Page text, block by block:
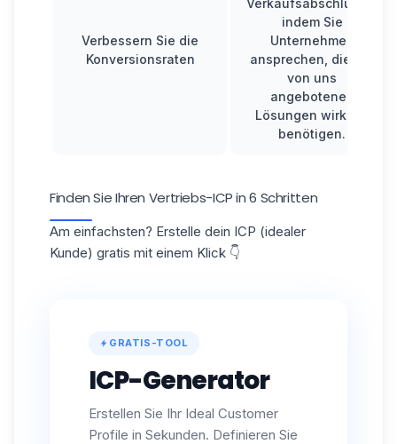
Verbessern Sie die
Konversionsraten
indem Sie
Unternehmen
ansprechen, die die
von uns
angebotenen
Lösungen wirklich
benötigen.
Finden Sie Ihren Vertriebs-ICP in 6 Schritten
Am einfachsten? Erstelle dein ICP (idealer
Kunde) gratis mit einem Klick 👇
GRATIS-TOOL
ICP-Generator
Erstellen Sie Ihr Ideal Customer
Profile in Sekunden. Definieren Sie